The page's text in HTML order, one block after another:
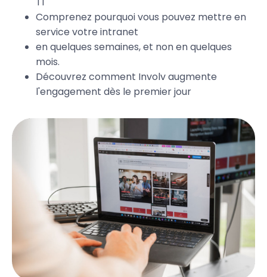
Comprenez pourquoi vous pouvez mettre en
service votre intranet
en quelques semaines, et non en quelques
mois.
Découvrez comment Involv augmente
l'engagement dès le premier jour